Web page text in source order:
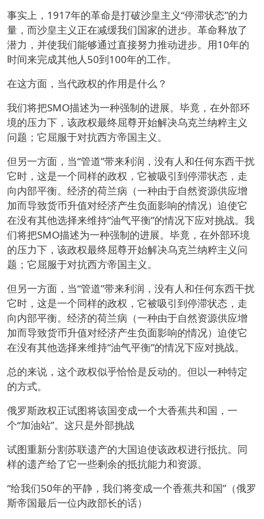
事实上，1917年的革命是打破沙皇主义“停滞状态”的力
量，而沙皇主义正在减缓我们国家的进步。革命释放了
潜力，并使我们能够通过直接努力推动进步。用10年的
时间来完成其他人50到100年的工作。
在这方面，当代政权的作用是什么？
我们将把SMO描述为一种强制的进展。毕竟，在外部环
境的压力下，该政权最终屈尊开始解决乌克兰纳粹主义
问题；它屈服于对抗西方帝国主义。
但另一方面，当“管道”带来利润，没有人和任何东西干扰
它时，这是一个同样的政权，它被吸引到停滞状态，走
向内部平衡。经济的荷兰病（一种由于自然资源供应增
加而导致货币升值对经济产生负面影响的情况）迫使它
在没有其他选择来维持“油气平衡”的情况下应对挑战。我
们将把SMO描述为一种强制的进展。毕竟，在外部环境
的压力下，该政权最终屈尊开始解决乌克兰纳粹主义问
题；它屈服于对抗西方帝国主义。
但另一方面，当“管道”带来利润，没有人和任何东西干扰
它时，这是一个同样的政权，它被吸引到停滞状态，走
向内部平衡。经济的荷兰病（一种由于自然资源供应增
加而导致货币升值对经济产生负面影响的情况）迫使它
在没有其他选择来维持“油气平衡”的情况下应对挑战。
总的来说，这个政权似乎恰恰是反动的。但以一种特定
的方式。
俄罗斯政权正试图将该国变成一个大香蕉共和国，一
个“加油站”。这只是外部挑战
试图重新分割苏联遗产的大国迫使该政权进行抵抗。同
样的遗产给了它一些剩余的抵抗能力和资源。
“给我们50年的平静，我们将变成一个香蕉共和国”（俄罗
斯帝国最后一位内政部长的话）